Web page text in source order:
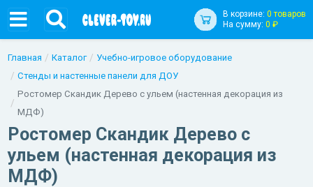
В корзине: 0 товаров
На сумму: 0 ₽
Главная Каталог
Учебно-игровое оборудование
Стенды и настенные панели для ДОУ
Ростомер Скандик Дерево с ульем (настенная декорация из
МДФ)
Ростомер Скандик Дерево с
ульем (настенная декорация из
МДФ)